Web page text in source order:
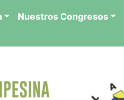
Nuestros Congresos